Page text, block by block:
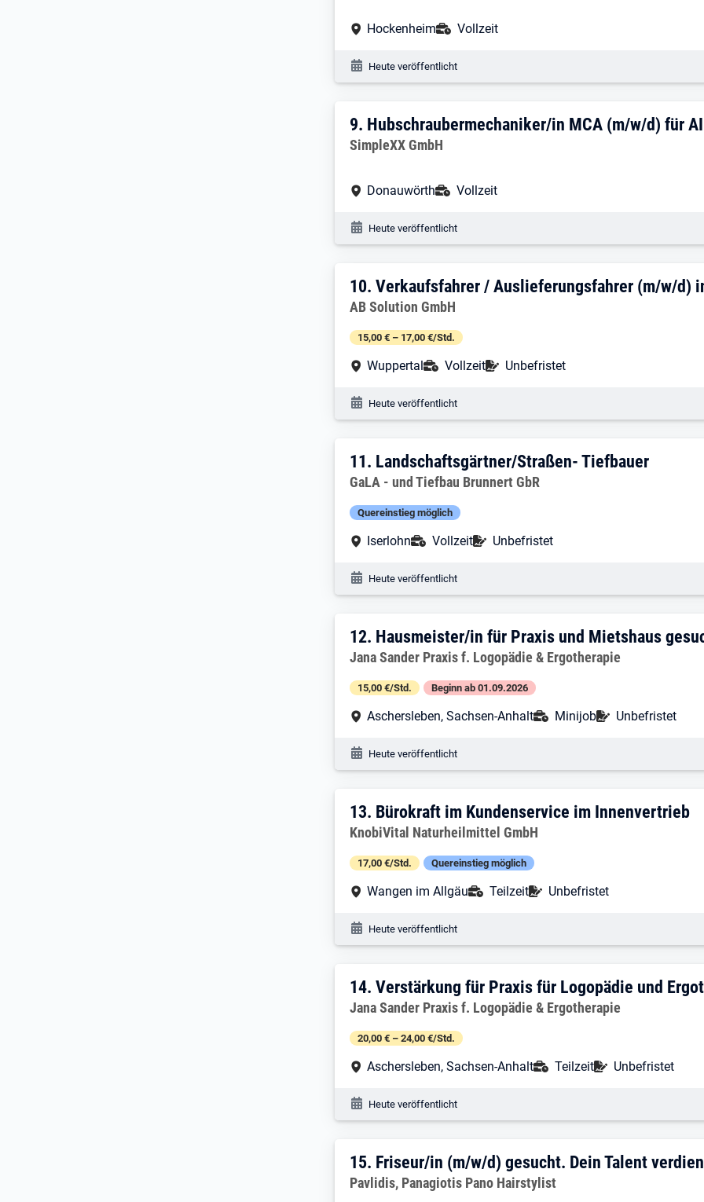
Arbeitsort:
Hockenheim Anstellungsart:
Vollzeit
Veröffentlichungsdatum:
Heute veröffentlicht
9. Ergebnis: Hubschraubermechaniker/
9. Hubschraubermechaniker/in MCA (m/w/d) für
Arbeitgeber:
SimpleXX GmbH
Arbeitsort:
Donauwörth Anstellungsart:
Vollzeit
Veröffentlichungsdatum:
Heute veröffentlicht
10. Ergebnis: Verkaufsfahrer /
10.Verkaufsfahrer / Auslieferungsfahrer (m/w/d)
Arbeitgeber:
AB Solution GmbH
15,00 € – 17,00 €/Std.
Arbeitsort:
Wuppertal Anstellungsart:
Vollzeit Befristung:
Unbefristet
Veröffentlichungsdatum:
Heute veröffentlicht
11. Ergebnis: Landschaftsgärtner/
11. Landschaftsgärtner/Straßen- Tiefbauer
Arbeitgeber:
GaLA - und Tiefbau Brunnert GbR
Quereinstieg möglich
Arbeitsort:
Iserlohn Anstellungsart:
Vollzeit Befristung:
Unbefristet
Veröffentlichungsdatum:
Heute veröffentlicht
12. Ergebnis: Hausmeister/in für Praxis
12. Hausmeister/in für Praxis und Mietshaus
Arbeitgeber:
Jana Sander Praxis f. Logopädie & Ergotherapie
15,00 €/Std. Beginn ab 01.09.2026
Arbeitsort:
Aschersleben, Sachsen-Anhalt Anstellungsart:
Minijob Befristung:
Unbefristet
Veröffentlichungsdatum:
Heute veröffentlicht
13. Ergebnis: Bürokraft im
13. Bürokraft im Kundenservice im Innenvertrieb
Arbeitgeber:
KnobiVital Naturheilmittel GmbH
17,00 €/Std. Quereinstieg möglich
Arbeitsort:
Wangen im Allgäu Anstellungsart:
Teilzeit Befristung:
Unbefristet
Veröffentlichungsdatum:
Heute veröffentlicht
14. Ergebnis: Verstärkung für Praxis für
14.Verstärkung für Praxis für Logopädie und
Arbeitgeber:
Jana Sander Praxis f. Logopädie & Ergotherapie
20,00 € – 24,00 €/Std.
Arbeitsort:
Aschersleben, Sachsen-Anhalt Anstellungsart:
Teilzeit Befristung:
Unbefristet
Veröffentlichungsdatum:
Heute veröffentlicht
15. Ergebnis: Friseur/in (m/w/d)
15. Friseur/in (m/w/d) gesucht. Dein Talent
Arbeitgeber:
Pavlidis, Panagiotis Pano Hairstylist